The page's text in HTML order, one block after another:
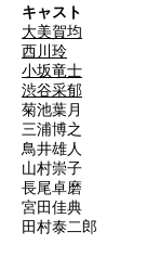
キャスト
大美賀均
西川玲
小坂竜士
渋谷采郁
菊池葉月
三浦博之
鳥井雄人
山村崇子
長尾卓磨
宮田佳典
田村泰二郎